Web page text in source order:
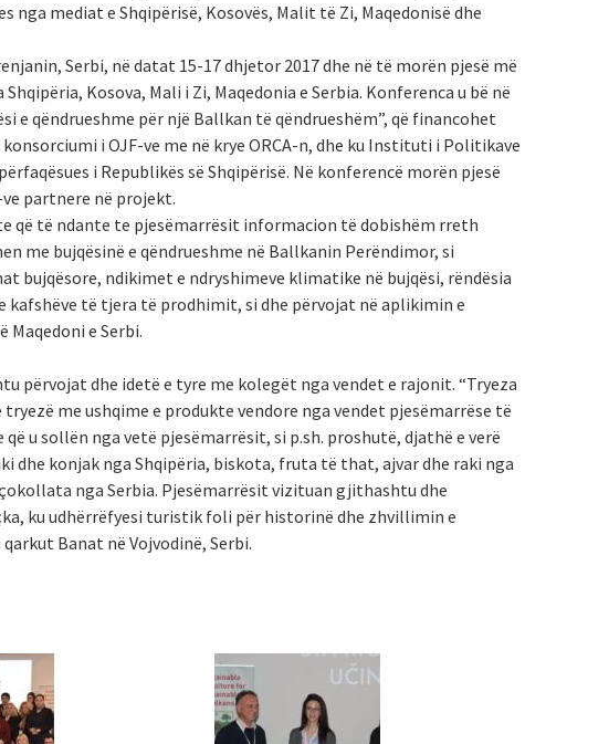
nga mediat e Shqipërisë, Kosovës, Malit të Zi, Maqedonisë dhe
Serbi, në datat 15-17 dhjetor 2017 dhe në të morën pjesë më
Kosova, Mali i Zi, Maqedonia e Serbia. Konferenca u bë në
e qëndrueshme për një Ballkan të qëndrueshëm”, që financohet
i OJF-ve me në krye ORCA-n, dhe ku Instituti i Politikave
i Republikës së Shqipërisë. Në konferencë morën pjesë
partnere në projekt.
që të ndante te pjesëmarrësit informacion të dobishëm rreth
me bujqësinë e qëndrueshme në Ballkanin Perëndimor, si
bujqësore, ndikimet e ndryshimeve klimatike në bujqësi, rëndësia
kafshëve të tjera të prodhimit, si dhe përvojat në aplikimin e
Maqedoni e Serbi.
përvojat dhe idetë e tyre me kolegët nga vendet e rajonit. “Tryeza
tryezë me ushqime e produkte vendore nga vendet pjesëmarrëse të
u sollën nga vetë pjesëmarrësit, si p.sh. proshutë, djathë e verë
dhe konjak nga Shqipëria, biskota, fruta të that, ajvar dhe raki nga
nga Serbia. Pjesëmarrësit vizituan gjithashtu dhe
ku udhërrëfyesi turistik foli për historinë dhe zhvillimin e
Banat në Vojvodinë, Serbi.